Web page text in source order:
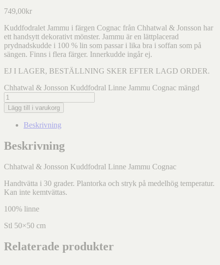
749,00kr
Kuddfodralet Jammu i färgen Cognac från Chhatwal & Jonsson har
ett handsytt dekorativt mönster. Jammu är en lättplacerad
prydnadskudde i 100 % lin som passar i lika bra i soffan som på
sängen. Finns i flera färger. Innerkudde ingår ej.
EJ I LAGER, BESTÄLLNING SKER EFTER LAGD ORDER.
Chhatwal & Jonsson Kuddfodral Linne Jammu Cognac mängd
Lägg till i varukorg
Beskrivning
Beskrivning
Chhatwal & Jonsson Kuddfodral Linne Jammu Cognac
Handtvätta i 30 grader. Plantorka och stryk på medelhög temperatur.
Kan inte kemtvättas.
100% linne
Stl 50×50 cm
Relaterade produkter